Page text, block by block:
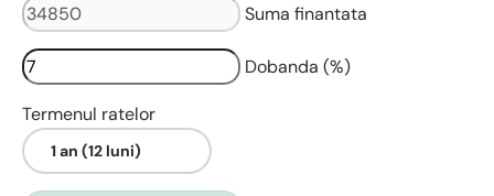
Suma finantata
Dobanda (%)
Termenul ratelor